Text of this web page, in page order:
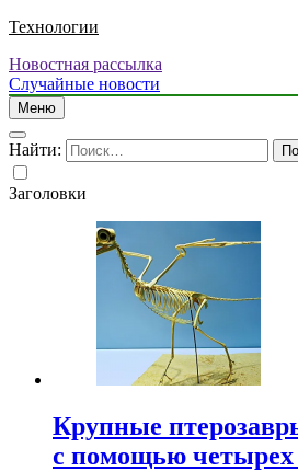
Технологии
Новостная рассылка
Случайные новости
Меню
Найти:
Заголовки
Крупные
с помощью четырех